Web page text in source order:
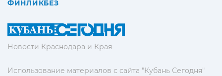
Новости Краснодара и Края
Использование материалов с сайта "Кубань Сегодня"
ФИНЛИКБЕЗ